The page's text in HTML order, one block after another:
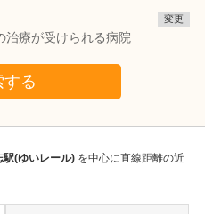
治療が受けられる病院
変更
する
駅(ゆいレール) を中心に直線距離の近